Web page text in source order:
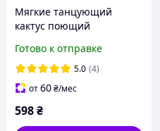
Мягкие танцующий
кактус поющий
интерактивная игрушка с
повторюшка
музыкальный с
подсветкой
Готово к отправке
5.0 (4)
от60₴/мес
598₴